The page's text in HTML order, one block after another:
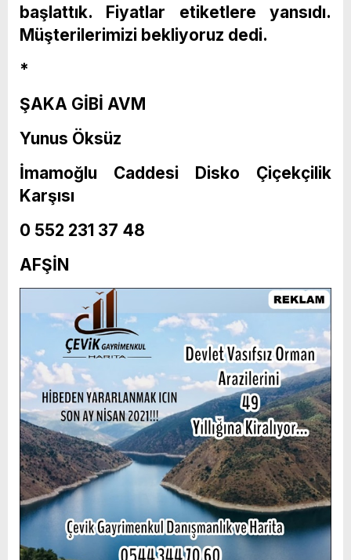
başlattık. Fiyatlar etiketlere yansıdı.
Müşterilerimizi bekliyoruz dedi.
*
ŞAKA GİBİ AVM
Yunus Öksüz
İmamoğlu Caddesi Disko Çiçekçilik
Karşısı
0 552 231 37 48
AFŞİN